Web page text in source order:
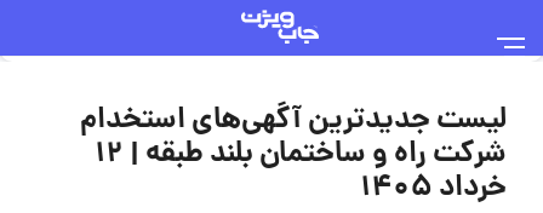
لیست جدیدترین آگهی‌های استخدام
شرکت راه و ساختمان بلند طبقه | ۱۲
خرداد ۱۴۰۵